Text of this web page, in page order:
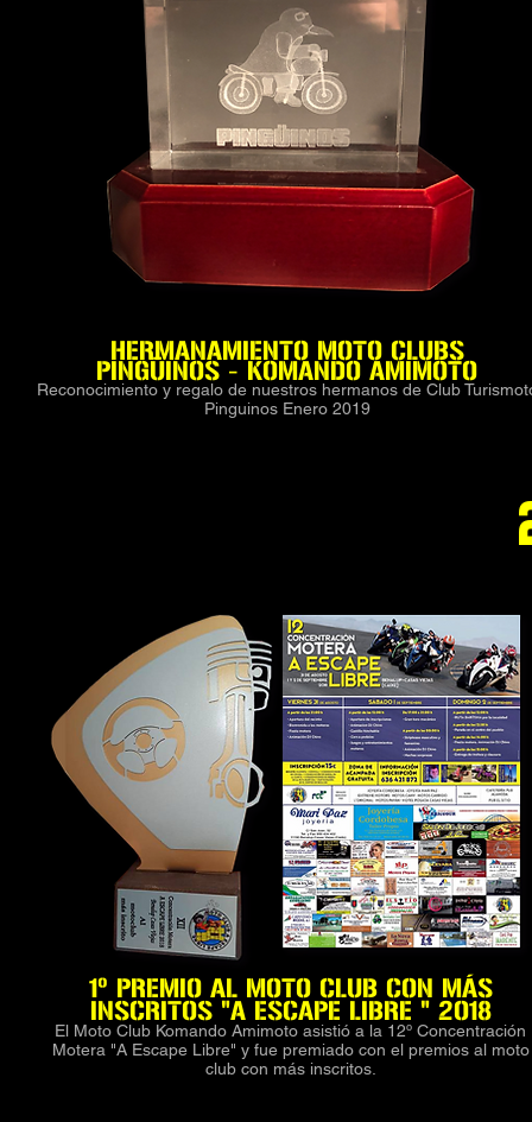
HERMANAMIENTO MOTO CLUBS
PINGÜINOS - KOMANDO AMIMOTO
Reconocimiento y regalo de nuestros hermanos de Club
Pinguinos Enero 2019
1º PREMIO AL MOTO CLUB CON MÁS
INSCRITOS "A ESCAPE LIBRE " 2018
El Moto Club Komando Amimoto asistió a la 12º Concentración
Motera "A Escape Libre" y fue premiado con el premios al moto
club con más inscritos.